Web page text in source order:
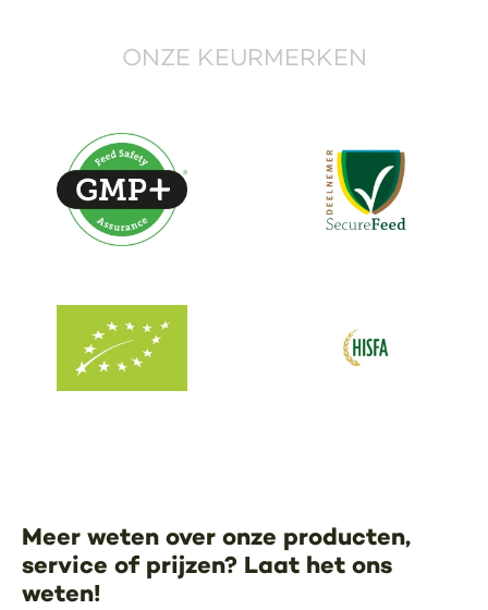
ONZE KEURMERKEN
Meer weten over onze producten,
service of prijzen? Laat het ons
weten!